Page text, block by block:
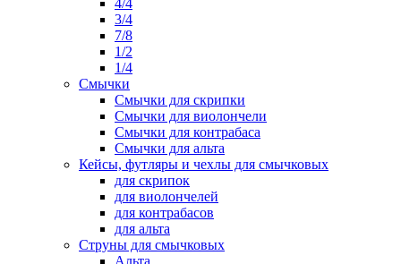
4/4
3/4
7/8
1/2
1/4
Смычки
Смычки для скрипки
Смычки для виолончели
Смычки для контрабаса
Смычки для альта
Кейсы, футляры и чехлы для смычковых
для скрипок
для виолончелей
для контрабасов
для альта
Струны для смычковых
Альта